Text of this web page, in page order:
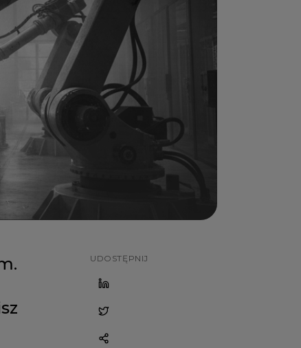
UDOSTĘPNIJ